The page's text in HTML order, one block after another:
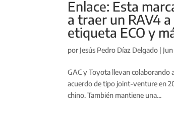
Enlace: Esta
a traer un RAV4
etiqueta ECO y
por Jesús Pedro Díaz Delgado |
GAC y Toyota llevan colaborando
acuerdo de tipo joint-venture en
chino. También mantiene una...